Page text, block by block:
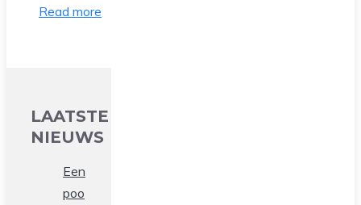
Read more
LAATSTE
NIEUWS
Een
poo